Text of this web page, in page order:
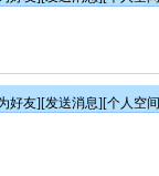
好友][发送消息][个人空